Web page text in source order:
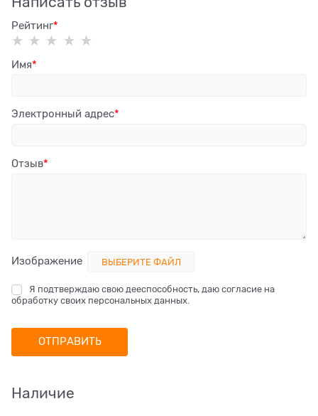
Рейтинг
Имя
Электронный адрес
Отзыв
Изображение ВЫБЕРИТЕ ФАЙЛ
Я подтверждаю свою дееспособность, даю согласие на
обработку своих персональных данных.
Наличие